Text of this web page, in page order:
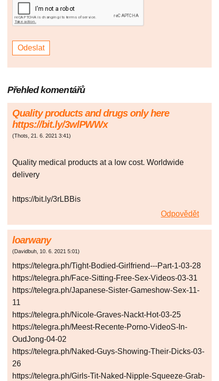
Přehled komentářů
Quality products and drugs only here
https://bit.ly/3wlPWWx
(Thots, 21. 6. 2021 3:41)
Quality medical products at a low cost. Worldwide
delivery
https://bit.ly/3rLBBis
Odpovědět
loarwany
(Davidbuh, 10. 6. 2021 5:01)
https://telegra.ph/Tight-Bodied-Girlfriend---Part-1-03-28
https://telegra.ph/Face-Sitting-Free-Sex-Videos-03-31
https://telegra.ph/Japanese-Sister-Gameshow-Sex-11-
11
https://telegra.ph/Nicole-Graves-Nackt-Hot-03-25
https://telegra.ph/Meest-Recente-Porno-VideoS-In-
OudJong-04-02
https://telegra.ph/Naked-Guys-Showing-Their-Dicks-03-
26
https://telegra.ph/Girls-Tit-Naked-Nipple-Squeeze-Grab-